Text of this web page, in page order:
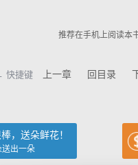
推荐在手机上阅读本
快捷键 上一章 回目录
，送朵鲜花！
送出一朵